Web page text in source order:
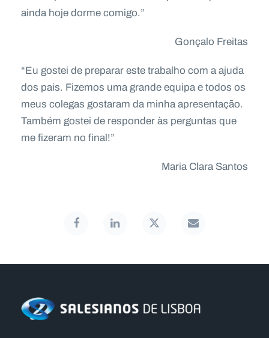
ainda hoje dorme comigo.”
Gonçalo Freitas
“Eu gostei de preparar este trabalho com a ajuda
dos pais. Fizemos uma grande equipa e todos os
meus colegas gostaram da minha apresentação.
Também gostei de responder às perguntas que
me fizeram no final!”
Maria Clara Santos